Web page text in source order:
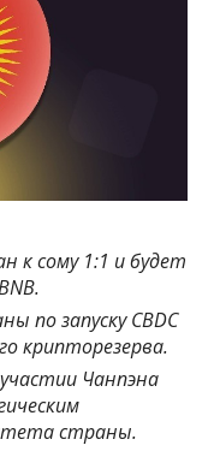
к сому 1:1 и будет
по запуску CBDC
крипторезерва.
Чанпэна
страны.